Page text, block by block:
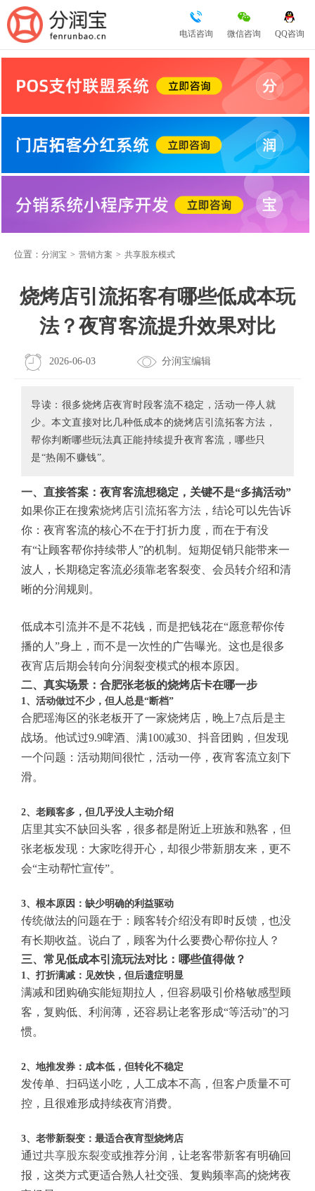
QQ咨询
微信咨询
电话咨询
位置： 分润宝 > 营销方案 > 共享股东模式
烧烤店引流拓客有哪些低成本玩
法？夜宵客流提升效果对比
2026-06-03 分润宝编辑
导读：很多烧烤店夜宵时段客流不稳定，活动一停人就
少。本文直接对比几种低成本的烧烤店引流拓客方法，
帮你判断哪些玩法真正能持续提升夜宵客流，哪些只
是“热闹不赚钱”。
一、直接答案：夜宵客流想稳定，关键不是“多搞活动”
如果你正在搜索烧烤店引流拓客方法 ，结论可以先告诉
你：夜宵客流的核心不在于打折力度，而在于有没
有“让顾客帮你持续带人”的机制。短期促销只能带来一
波人，长期稳定客流必须靠老客裂变、会员转介绍和清
晰的分润规则。
低成本引流并不是不花钱，而是把钱花在“愿意帮你传
播的人”身上，而不是一次性的广告曝光。这也是很多
夜宵店后期会转向分润裂变模式的根本原因。
二、真实场景：合肥张老板的烧烤店卡在哪一步
1、活动做过不少，但人总是“断档”
合肥瑶海区的张老板开了一家烧烤店，晚上7点后是主
战场。他试过9.9啤酒、满100减30、抖音团购，但发现
一个问题：活动期间很忙，活动一停，夜宵客流立刻下
滑。
2、老顾客多，但几乎没人主动介绍
店里其实不缺回头客，很多都是附近上班族和熟客，但
张老板发现：大家吃得开心，却很少带新朋友来，更不
会“主动帮忙宣传”。
3、根本原因：缺少明确的利益驱动
传统做法的问题在于：顾客转介绍没有即时反馈，也没
有长期收益。说白了，顾客为什么要费心帮你拉人？
三、常见低成本引流玩法对比：哪些值得做？
1、打折满减：见效快，但后遗症明显
满减和团购确实能短期拉人，但容易吸引价格敏感型顾
客，复购低、利润薄，还容易让老客形成“等活动”的习
惯。
2、地推发券：成本低，但转化不稳定
发传单、扫码送小吃，人工成本不高，但客户质量不可
控，且很难形成持续夜宵消费。
3、老带新裂变：最适合夜宵型烧烤店
通过共享股东裂变或推荐分润，让老客带新客有明确回
报，这类方式更适合熟人社交强、复购频率高的烧烤夜